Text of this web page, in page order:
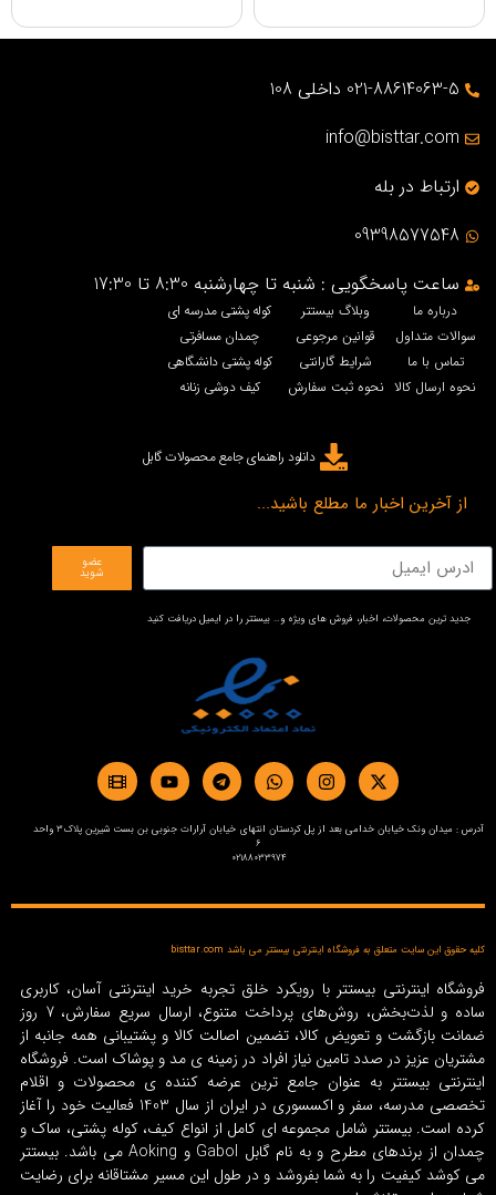
021-88614063-5 داخلی 108
info@bisttar.com
ارتباط در بله
09398577548
ساعت پاسخگویی : شنبه تا چهارشنبه 8:30 تا 17:30
درباره ما
سوالات متداول
تماس با ما
نحوه ارسال کالا
وبلاگ بیستتر
قوانین مرجوعی
شرایط گارانتی
نحوه ثبت سفارش
کوله پشتی مدرسه ای
چمدان مسافرتی
کوله پشتی دانشگاهی
کیف دوشی زنانه
دانلود راهنمای جامع محصولات گابل
از آخرین اخبار ما مطلع باشید...
عضو
شوید
جدید ترین محصولات، اخبار، فروش های ویژه و… بیستتر را در ایمیل دریافت کنید
آدرس : میدان ونک خیابان خدامی بعد از پل کردستان انتهای خیابان آرارات جنوبی بن بست شیرین پلاک3 واحد
6
02188033974
کلیه حقوق این سایت متعلق به فروشگاه اینترنتی بیستتر می باشد bisttar.com
فروشگاه اینترنتی بیستتر با رویکرد خلق تجربه خرید اینترنتی آسان، کاربری
ساده و لذت‌بخش، روش‌های پرداخت متنوع، ارسال سریع سفارش، 7 روز
ضمانت بازگشت و تعویض کالا، تضمین اصالت کالا و پشتیبانی همه جانبه از
مشتریان عزیز در صدد تامین نیاز افراد در زمینه‌ ی مد و پوشاک است. فروشگاه
اینترنتی بیستتر به عنوان جامع ترین عرضه کننده ی محصولات و اقلام
تخصصی مدرسه، سفر و اکسسوری در ایران از سال 1403 فعالیت خود را آغاز
کرده است. بیستتر شامل مجموعه ای کامل از انواع کیف، کوله پشتی، ساک و
چمدان از برندهای مطرح و به نام گابل Gabol و Aoking می باشد. بیستتر
می کوشد کیفیت را به شما بفروشد و در طول این مسیر مشتاقانه برای رضایت